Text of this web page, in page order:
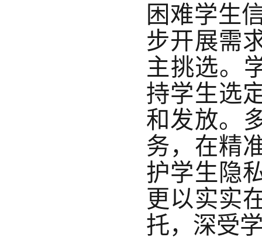
困难学生
步开展需
主挑选。
持学生选
和发放。
务，在精
护学生隐
更以实实
托，深受